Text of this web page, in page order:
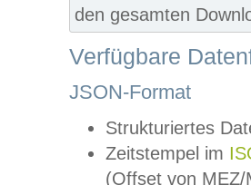
den gesamten
Verfügbare
JSON-Format
Strukturiertes
Zeitstempel im
(Offset von MEZ/